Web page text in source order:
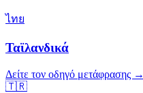
ไทย
Ταϊλανδικά
Δείτε τον οδηγό μετάφρασης →
🇹🇷